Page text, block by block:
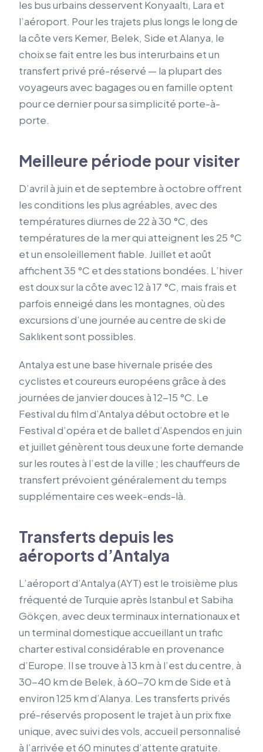
les bus urbains desservent Konyaaltı, Lara et
l’aéroport. Pour les trajets plus longs le long de
la côte vers Kemer, Belek, Side et Alanya, le
choix se fait entre les bus interurbains et un
transfert privé pré-réservé — la plupart des
voyageurs avec bagages ou en famille optent
pour ce dernier pour sa simplicité porte-à-
porte.
Meilleure période pour visiter
D’avril à juin et de septembre à octobre offrent
les conditions les plus agréables, avec des
températures diurnes de 22 à 30 °C, des
températures de la mer qui atteignent les 25 °C
et un ensoleillement fiable. Juillet et août
affichent 35 °C et des stations bondées. L’hiver
est doux sur la côte avec 12 à 17 °C, mais frais et
parfois enneigé dans les montagnes, où des
excursions d’une journée au centre de ski de
Saklıkent sont possibles.
Antalya est une base hivernale prisée des
cyclistes et coureurs européens grâce à des
journées de janvier douces à 12-15 °C. Le
Festival du film d’Antalya début octobre et le
Festival d’opéra et de ballet d’Aspendos en juin
et juillet génèrent tous deux une forte demande
sur les routes à l’est de la ville ; les chauffeurs de
transfert prévoient généralement du temps
supplémentaire ces week-ends-là.
Transferts depuis les
aéroports d’Antalya
L’aéroport d’Antalya (AYT) est le troisième plus
fréquenté de Turquie après Istanbul et Sabiha
Gökçen, avec deux terminaux internationaux et
un terminal domestique accueillant un trafic
charter estival considérable en provenance
d’Europe. Il se trouve à 13 km à l’est du centre, à
30-40 km de Belek, à 60-70 km de Side et à
environ 125 km d’Alanya. Les transferts privés
pré-réservés proposent le trajet à un prix fixe
unique, avec suivi des vols, accueil personnalisé
à l’arrivée et 60 minutes d’attente gratuite.